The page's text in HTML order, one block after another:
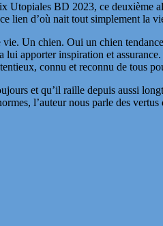
Utopiales BD 2023, ce deuxième
lien d’où nait tout simplement la
Un chien. Oui un chien
lui apporter inspiration et
connu et reconnu de tous
et qu’il raille depuis aussi
l’auteur nous parle des